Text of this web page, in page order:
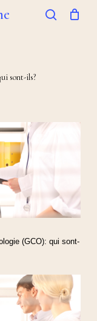
sont-ils?
(GCO): qui sont-